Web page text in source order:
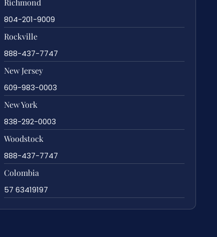
804-201-9009
Rockville
888-437-7747
New Jersey
609-983-0003
New York
838-292-0003
Woodstock
888-437-7747
Colombia
57 63419197